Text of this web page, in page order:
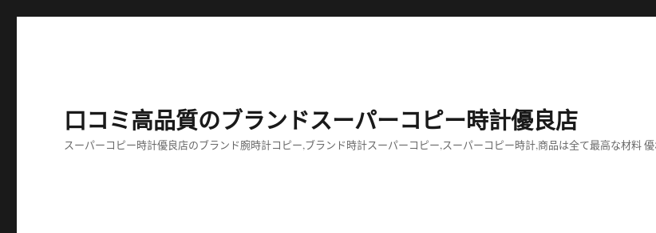
口コミ高品質のブランドスーパーコピー時計優良店
スーパーコピー時計優良店のブランド腕時計コピー,ブランド時計スーパーコピー,スーパーコピー時計,商品は全て最高な材料